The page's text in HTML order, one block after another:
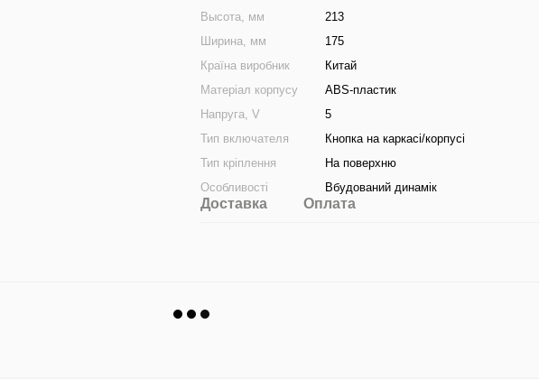
Высота, мм
213
Ширина, мм
175
Країна виробник
Китай
Матеріал корпусу
ABS-пластик
Напруга, V
5
Тип включателя
Кнопка на каркасі/корпусі
Тип кріплення
На поверхню
Особливості
Вбудований динамік
Доставка Оплата